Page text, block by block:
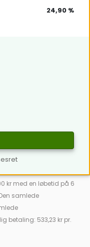
24,90 %
kr med en løbetid på 6
samlede
betaling: 533,23 kr pr.